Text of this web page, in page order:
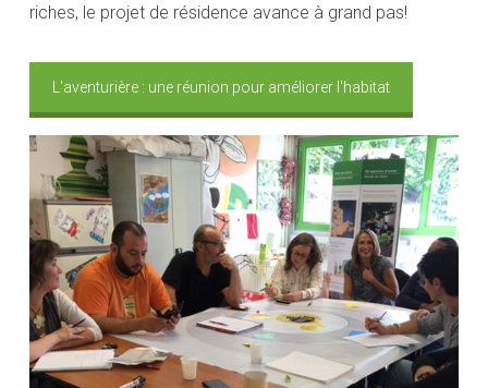
riches, le projet de résidence avance à grand pas!
L'aventurière : une réunion pour améliorer l'habitat